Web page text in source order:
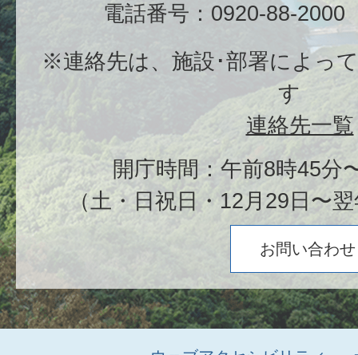
電話番号：0920-88-2000
※連絡先は、施設･部署によっ
す
連絡先一覧
開庁時間：午前8時45分
（土・日祝日・12月29日〜
お問い合わせ